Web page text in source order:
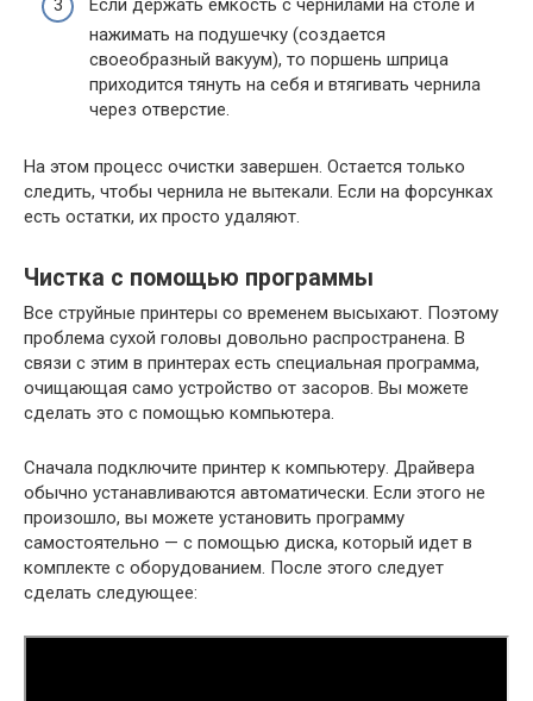
Если держать емкость с чернилами на столе и
нажимать на подушечку (создается
своеобразный вакуум), то поршень шприца
приходится тянуть на себя и втягивать чернила
через отверстие.
На этом процесс очистки завершен. Остается только
следить, чтобы чернила не вытекали. Если на форсунках
есть остатки, их просто удаляют.
Чистка с помощью программы
Все струйные принтеры со временем высыхают. Поэтому
проблема сухой головы довольно распространена. В
связи с этим в принтерах есть специальная программа,
очищающая само устройство от засоров. Вы можете
сделать это с помощью компьютера.
Сначала подключите принтер к компьютеру. Драйвера
обычно устанавливаются автоматически. Если этого не
произошло, вы можете установить программу
самостоятельно — с помощью диска, который идет в
комплекте с оборудованием. После этого следует
сделать следующее: